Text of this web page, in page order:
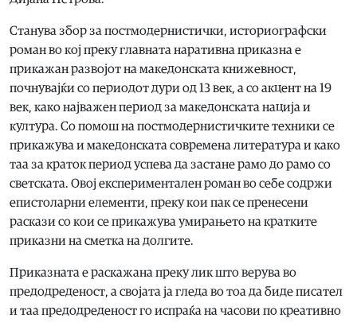
Станува збор за постмодернистички, историографски
роман во кој преку главната наративна приказна е
прикажан развојот на македонската книжевност,
почнувајќи со периодот дури од 13 век, а со акцент на 19
век, како најважен период за македонската нација и
култура. Со помош на постмодернистичките техники се
прикажува и македонската современа литература и како
таа за краток период успева да застане рамо до рамо со
светската. Овој експериментален роман во себе содржи
епистоларни елементи, преку кои пак се пренесени
раскази со кои се прикажува умирањето на кратките
приказни на сметка на долгите.
Приказната е раскажана преку лик што верува во
предодреденост, а својата ја гледа во тоа да биде писател
и таа предодреденост го испраќа на часови по креативно